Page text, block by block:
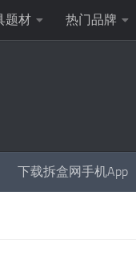
题材 热门品牌
下载拆盒网手机App